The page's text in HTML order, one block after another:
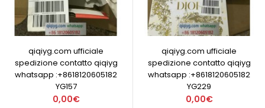
qiqiyg.com ufficiale
spedizione contatto qiqiyg
whatsapp :+8618120605182
YG157
0,00€
qiqiyg.com ufficiale
spedizione contatto qiqiyg
whatsapp :+8618120605182
YG229
0,00€